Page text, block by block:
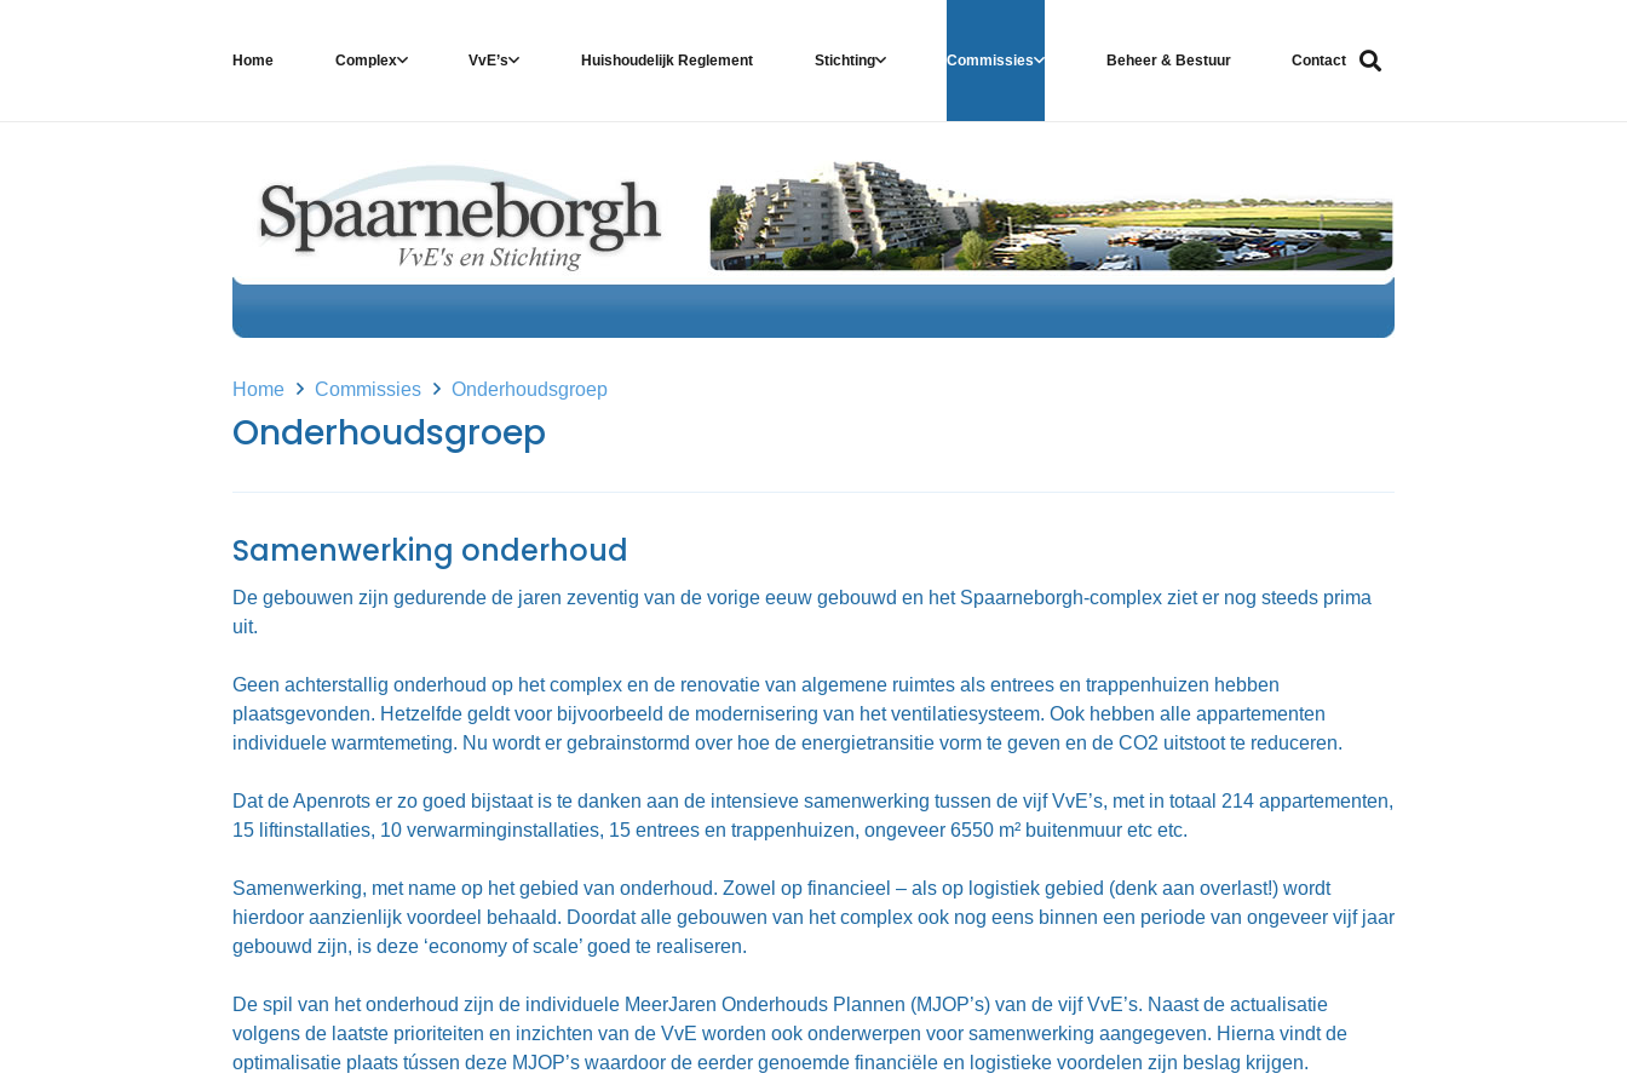
Home Complex VvE’s Huishoudelijk Reglement Stichting Commissies Beheer & Bestuur Contact
Home Commissies Onderhoudsgroep
Onderhoudsgroep
Samenwerking onderhoud
De gebouwen zijn gedurende de jaren zeventig van de vorige eeuw gebouwd en het Spaarneborgh-complex ziet er nog steeds prima
uit.
Geen achterstallig onderhoud op het complex en de renovatie van algemene ruimtes als entrees en trappenhuizen hebben
plaatsgevonden. Hetzelfde geldt voor bijvoorbeeld de modernisering van het ventilatiesysteem. Ook hebben alle appartementen
individuele warmtemeting. Nu wordt er gebrainstormd over hoe de energietransitie vorm te geven en de CO2 uitstoot te reduceren.
Dat de Apenrots er zo goed bijstaat is te danken aan de intensieve samenwerking tussen de vijf VvE’s, met in totaal 214 appartementen,
15 liftinstallaties, 10 verwarminginstallaties, 15 entrees en trappenhuizen, ongeveer 6550 m² buitenmuur etc etc.
Samenwerking, met name op het gebied van onderhoud. Zowel op financieel – als op logistiek gebied (denk aan overlast!) wordt
hierdoor aanzienlijk voordeel behaald. Doordat alle gebouwen van het complex ook nog eens binnen een periode van ongeveer vijf jaar
gebouwd zijn, is deze ‘economy of scale’ goed te realiseren.
De spil van het onderhoud zijn de individuele MeerJaren Onderhouds Plannen (MJOP’s) van de vijf VvE’s. Naast de actualisatie
volgens de laatste prioriteiten en inzichten van de VvE worden ook onderwerpen voor samenwerking aangegeven. Hierna vindt de
optimalisatie plaats tússen deze MJOP’s waardoor de eerder genoemde financiële en logistieke voordelen zijn beslag krijgen.